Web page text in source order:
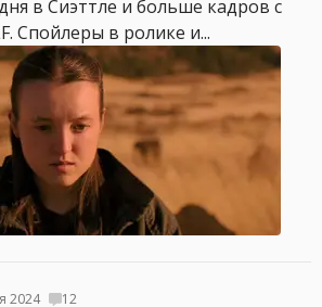
в Сиэттле и больше кадров с
Спойлеры в ролике и...
2024 12